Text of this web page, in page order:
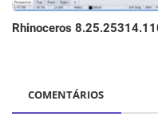
Rhinoceros
COMENTÁRIOS